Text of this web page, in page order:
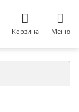
Корзина Меню